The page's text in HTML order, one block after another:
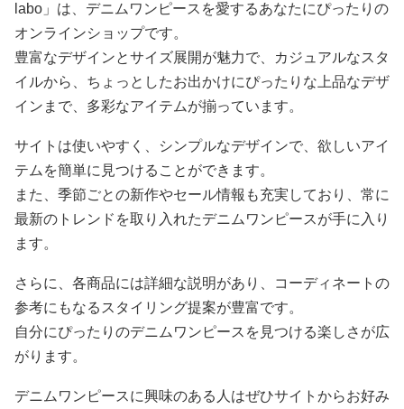
labo」は、デニムワンピースを愛するあなたにぴったりの
オンラインショップです。
豊富なデザインとサイズ展開が魅力で、カジュアルなスタ
イルから、ちょっとしたお出かけにぴったりな上品なデザ
インまで、多彩なアイテムが揃っています。
サイトは使いやすく、シンプルなデザインで、欲しいアイ
テムを簡単に見つけることができます。
また、季節ごとの新作やセール情報も充実しており、常に
最新のトレンドを取り入れたデニムワンピースが手に入り
ます。
さらに、各商品には詳細な説明があり、コーディネートの
参考にもなるスタイリング提案が豊富です。
自分にぴったりのデニムワンピースを見つける楽しさが広
がります。
デニムワンピースに興味のある人はぜひサイトからお好み